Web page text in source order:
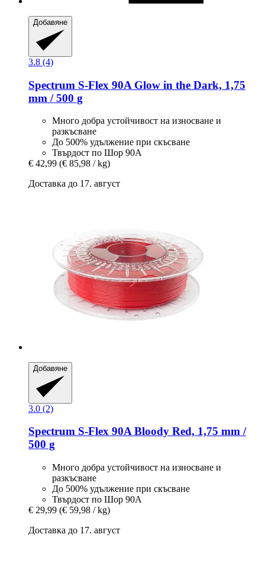
Добавяне
3.8 (4)
Spectrum S-​Flex 90A Glow in the Dark, 1,75
mm / 500 g
Много добра устойчивост на износване и
разкъсване
До 500% удължение при скъсване
Твърдост по Шор 90А
€ 42,99 (€ 85,98 / kg)
Доставка до 17. август
Добавяне
3.0 (2)
Spectrum S-​Flex 90A Bloody Red, 1,75 mm /
500 g
Много добра устойчивост на износване и
разкъсване
До 500% удължение при скъсване
Твърдост по Шор 90А
€ 29,99 (€ 59,98 / kg)
Доставка до 17. август